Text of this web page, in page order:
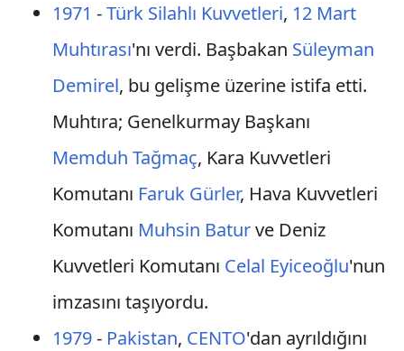
1971 -Türk Silahlı Kuvvetleri, 12 Mart
Muhtırası'nı verdi. Başbakan Süleyman
Demirel, bu gelişme üzerine istifa etti.
Muhtıra; Genelkurmay Başkanı
Memduh Tağmaç, Kara Kuvvetleri
Komutanı Faruk Gürler, Hava Kuvvetleri
Komutanı Muhsin Baturve Deniz
Kuvvetleri Komutanı Celal Eyiceoğlu'nun
imzasını taşıyordu.
1979- Pakistan, CENTO'dan ayrıldığını